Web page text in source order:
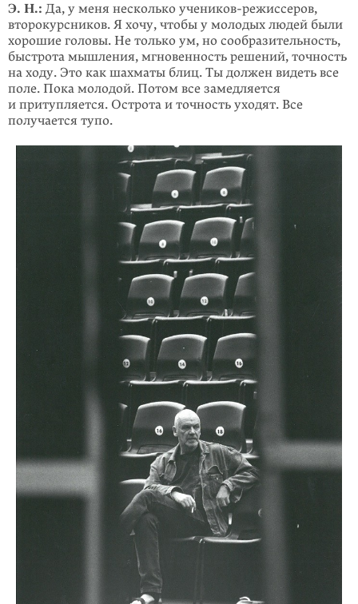
Э. Н.: Да, у меня несколько учеников-режиссеров,
второкурсников. Я хочу, чтобы у молодых людей были
хорошие головы. Не только ум, но сообразитель­ность,
быстрота мышления, мгновенность решений, точность
на ходу. Это как шахматы блиц. Ты должен видеть все
поле. Пока молодой. Потом все замедля­ется
и притупляется. Острота и точность уходят. Все
получается тупо.